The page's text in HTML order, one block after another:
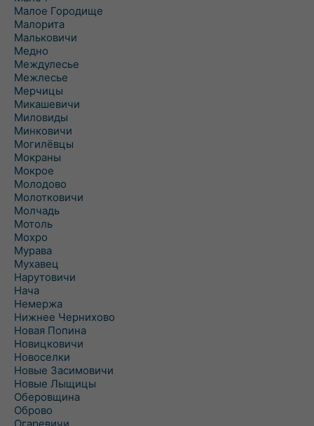
Малое Городище
Малорита
Мальковичи
Медно
Междулесье
Межлесье
Мерчицы
Микашевичи
Миловиды
Минковичи
Могилёвцы
Мокраны
Мокрое
Молодово
Молотковичи
Молчадь
Мотоль
Мохро
Мурава
Мухавец
Нарутовичи
Нача
Немержа
Нижнее Чернихово
Новая Попина
Новицковичи
Новоселки
Новые Засимовичи
Новые Лыщицы
Оберовщина
Оброво